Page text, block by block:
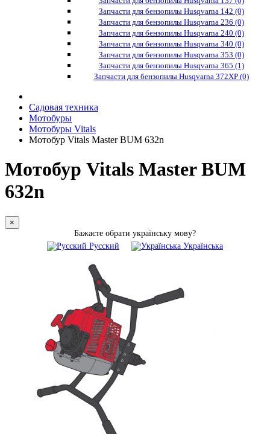
Запчасти для бензопилы Husqvarna 142 (0)
Запчасти для бензопилы Husqvarna 236 (0)
Запчасти для бензопилы Husqvarna 240 (0)
Запчасти для бензопилы Husqvarna 340 (0)
Запчасти для бензопилы Husqvarna 353 (0)
Запчасти для бензопилы Husqvarna 365 (1)
Запчасти для бензопилы Husqvarna 372XP (0)
Садовая техника
Мотобуры
Мотобуры Vitals
Мотобур Vitals Master BUM 632n
Мотобур Vitals Master BUM
632n
×
Бажаєте обрати українську мову?
Русский
Українська